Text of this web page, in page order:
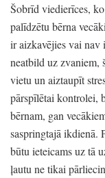
Šobrīd viedierīces,
palīdzētu bērna
ir aizkavējies vai nav
neatbild uz zvaniem,
vietu un aiztaupīt
pārspīlētai kontrolei,
bērnam, gan
saspringtajā ikdienā.
būtu ieteicams uz tā
ļautu ne tikai